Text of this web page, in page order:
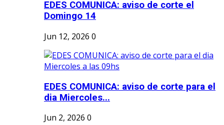
EDES COMUNICA: aviso de corte el
Domingo 14
Jun 12, 2026 0
EDES COMUNICA: aviso de corte para el
dia Miercoles...
Jun 2, 2026 0